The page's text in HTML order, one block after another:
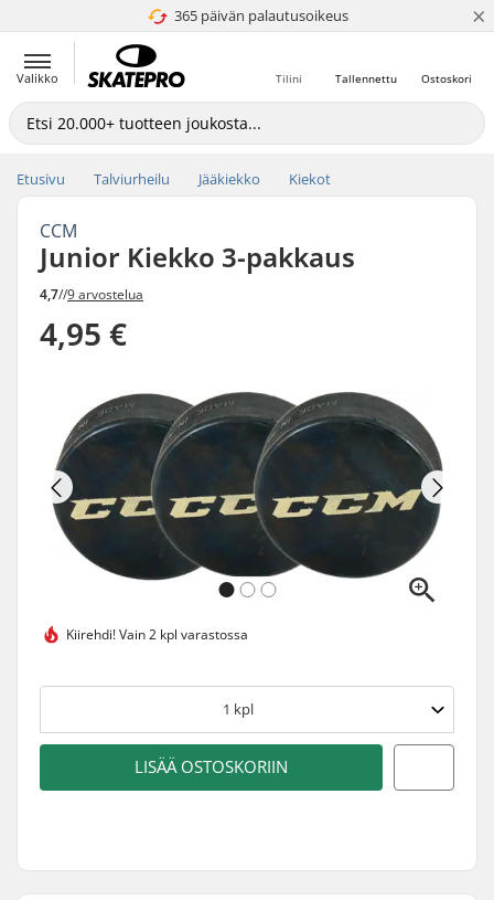
365 päivän palautusoikeus
4.8 / 5 ×
Valikko Ostoskori
Tallennettu
Tilini
Etusivu Talviurheilu Jääkiekko Kiekot
CCM
Junior Kiekko 3-pakkaus
4,7//9 arvostelua
4,95 €
Kiirehdi!Vain 2 kpl varastossa
1 kpl
LISÄÄ OSTOSKORIIN